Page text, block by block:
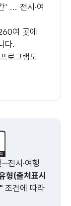
' ... 전시·여
여 곳에
다.
로그램도
나 미술관
록 옷을 입
는 금빛으
전시·여행
형(출처표시
조건에 따라